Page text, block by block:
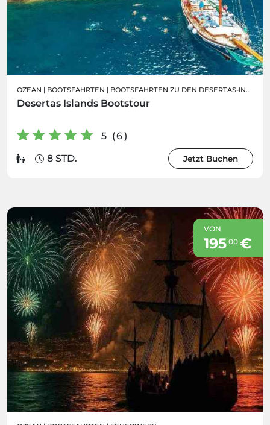
OZEAN | BOOTSFAHRTEN | BOOTSFAHRTEN ZU DEN DESERTAS-INSELN
Desertas Islands Bootstour
5 (6)
8 STD.
Jetzt Buchen
VON
195 00€